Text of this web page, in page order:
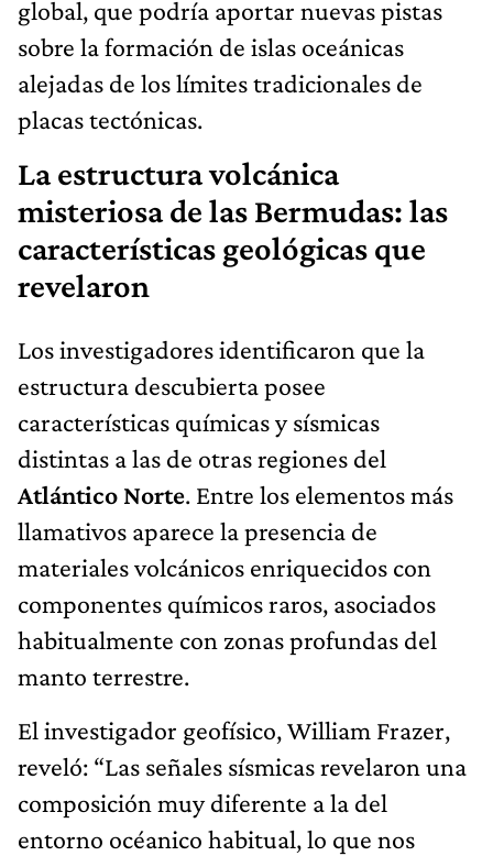
global, que podría aportar nuevas pistas
sobre la formación de islas oceánicas
alejadas de los límites tradicionales de
placas tectónicas.
La estructura volcánica
misteriosa de las Bermudas: las
características geológicas que
revelaron
Los investigadores identificaron que la
estructura descubierta posee
características químicas y sísmicas
distintas a las de otras regiones del
Atlántico Norte. Entre los elementos más
llamativos aparece la presencia de
materiales volcánicos enriquecidos con
componentes químicos raros, asociados
habitualmente con zonas profundas del
manto terrestre.
El investigador geofísico, William Frazer,
reveló: “Las señales sísmicas revelaron una
composición muy diferente a la del
entorno océanico habitual, lo que nos